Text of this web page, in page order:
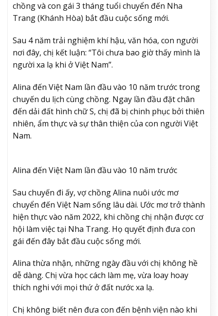
chồng và con gái 3 tháng tuổi chuyển đến Nha
Trang (Khánh Hòa) bắt đầu cuộc sống mới.
Sau 4 năm trải nghiệm khí hậu, văn hóa, con người
nơi đây, chị kết luận: “Tôi chưa bao giờ thấy mình là
người xa lạ khi ở Việt Nam”.
Alina đến Việt Nam lần đầu vào 10 năm trước trong
chuyến du lịch cùng chồng. Ngay lần đầu đặt chân
đến dải đất hình chữ S, chị đã bị chinh phục bởi thiên
nhiên, ẩm thực và sự thân thiện của con người Việt
Nam.
Alina đến Việt Nam lần đầu vào 10 năm trước
Sau chuyến đi ấy, vợ chồng Alina nuôi ước mơ
chuyển đến Việt Nam sống lâu dài. Ước mơ trở thành
hiện thực vào năm 2022, khi chồng chị nhận được cơ
hội làm việc tại Nha Trang. Họ quyết định đưa con
gái đến đây bắt đầu cuộc sống mới.
Alina thừa nhận, những ngày đầu với chị không hề
dễ dàng. Chị vừa học cách làm mẹ, vừa loay hoay
thích nghi với mọi thứ ở đất nước xa lạ.
Chị không biết nên đưa con đến bệnh viện nào khi